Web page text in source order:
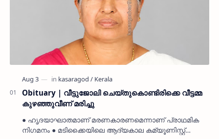
Obituary | വീട്ടുജോലി ചെയ്തുകൊണ്ടിരിക്കെ വീട്ടമ്മ
കുഴഞ്ഞുവീണ് മരിച്ചു
● ഹൃദയാഘാതമാണ് മരണകാരണമെന്നാണ് പ്രാഥമിക
നിഗമനം ● മടിക്കൈയിലെ ആദ്യകാല കമ്യൂണിസ്റ്റ്